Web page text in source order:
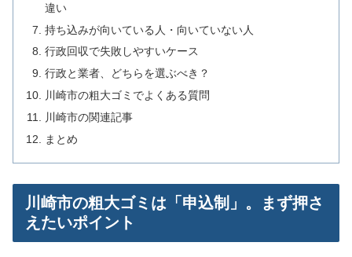
違い
持ち込みが向いている人・向いていない人
行政回収で失敗しやすいケース
行政と業者、どちらを選ぶべき？
川崎市の粗大ゴミでよくある質問
川崎市の関連記事
まとめ
川崎市の粗大ゴミは「申込制」。まず押さ
えたいポイント